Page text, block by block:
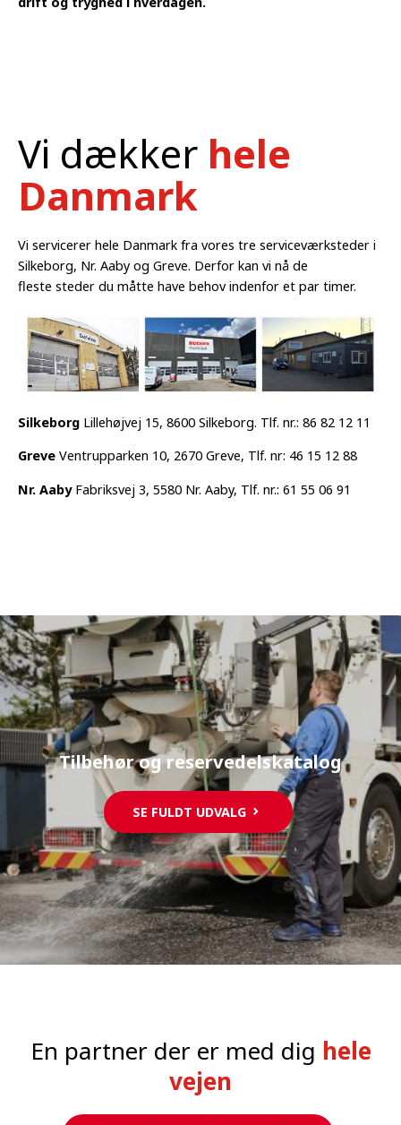
Vi dækker hele
Danmark
Vi servicerer hele Danmark fra vores tre serviceværksteder i
Silkeborg, Nr. Aaby og Greve. Derfor kan vi nå de
fleste steder du måtte have behov indenfor et par timer.
Silkeborg Lillehøjvej 15, 8600 Silkeborg. Tlf. nr.: 86 82 12 11
Greve Ventrupparken 10, 2670 Greve, Tlf. nr: 46 15 12 88
Nr. Aaby Fabriksvej 3, 5580 Nr. Aaby, Tlf. nr.: 61 55 06 91
Tilbehør og reservedelskatalog
SE FULDT UDVALG
En partner der er med dig hele
vejen